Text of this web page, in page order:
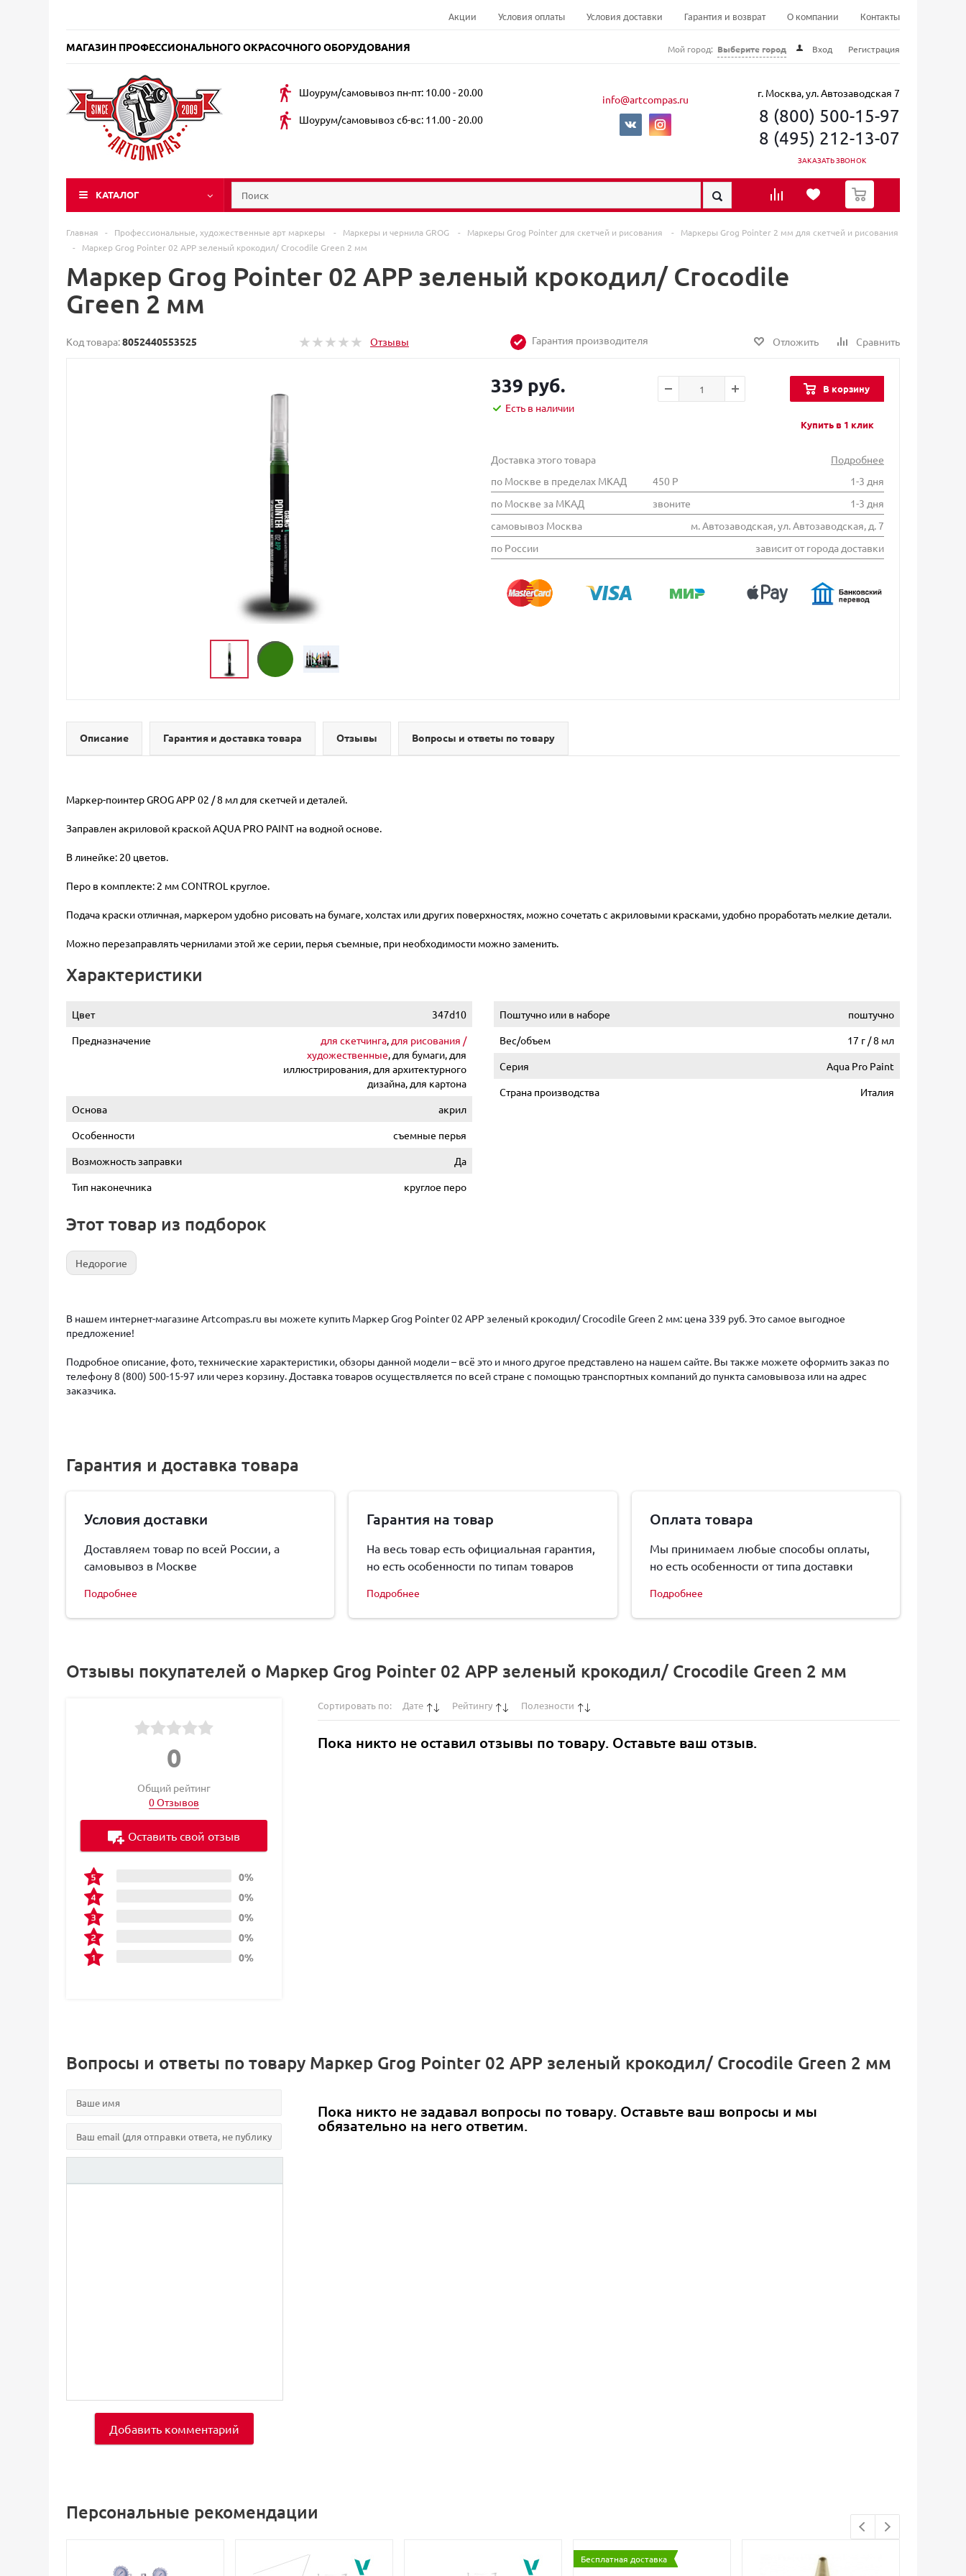
Акции Условия оплаты Условия доставки Гарантия и возврат О компании Контакты
МАГАЗИН ПРОФЕССИОНАЛЬНОГО ОКРАСОЧНОГО ОБОРУДОВАНИЯ Мой город: Выберите город Вход Регистрация
Шоурум/самовывоз пн-пт: 10.00 - 20.00
Шоурум/самовывоз сб-вс: 11.00 - 20.00
info@artcompas.ru г. Москва, ул. Автозаводская 7
8 (800) 500-15-97
8 (495) 212-13-07
ЗАКАЗАТЬ ЗВОНОК
КАТАЛОГ
0
Главная - Профессиональные, художественные арт маркеры - Маркеры и чернила GROG - Маркеры Grog Pointer для скетчей и рисования -
Маркеры Grog Pointer 2 мм для скетчей и рисования
-
Маркер Grog Pointer 02 APP зеленый крокодил/ Crocodile Green 2 мм
Маркер Grog Pointer 02 APP зеленый крокодил/ Crocodile
Green 2 мм
Код товара:8052440553525 Отзывы Гарантия производителя Отложить Сравнить
339 руб.
Есть в наличии
В корзину
Купить в 1 клик
Доставка этого товара
Подробнее
по Москве в пределах МКАД
450 Р
1-3 дня
по Москве за МКАД
звоните
1-3 дня
самовывоз Москва
м. Автозаводская, ул. Автозаводская, д. 7
по России
зависит от города доставки
Описание Гарантия и доставка товара Отзывы Вопросы и ответы по товару
Маркер-поинтер GROG APP 02 / 8 мл для скетчей и деталей.
Заправлен акриловой краской AQUA PRO PAINT на водной основе.
В линейке: 20 цветов.
Перо в комплекте: 2 мм CONTROL круглое.
Подача краски отличная, маркером удобно рисовать на бумаге, холстах или других поверхностях, можно сочетать с акриловыми красками, удобно проработать мелкие детали.
Можно перезаправлять чернилами этой же серии, перья съемные, при необходимости можно заменить.
Характеристики
Цвет
347d10
Предназначение
для скетчинга, для рисования /
художественные, для бумаги, для
иллюстрирования, для архитектурного
дизайна, для картона
Основа
акрил
Особенности
съемные перья
Возможность заправки
Да
Тип наконечника
круглое перо
Поштучно или в наборе
поштучно
Вес/объем
17 г / 8 мл
Серия
Aqua Pro Paint
Страна производства
Италия
Этот товар из подборок
Недорогие
В нашем интернет-магазине Artcompas.ru вы можете купить Маркер Grog Pointer 02 APP зеленый крокодил/ Crocodile Green 2 мм: цена 339 руб. Это самое выгодное
предложение!
Подробное описание, фото, технические характеристики, обзоры данной модели – всё это и много другое представлено на нашем сайте. Вы также можете оформить заказ по
телефону 8 (800) 500-15-97 или через корзину. Доставка товаров осуществляется по всей стране с помощью транспортных компаний до пункта самовывоза или на адрес
заказчика.
Гарантия и доставка товара
Условия доставки
Доставляем товар по всей России, а
самовывоз в Москве
Подробнее
Гарантия на товар
На весь товар есть официальная гарантия,
но есть особенности по типам товаров
Подробнее
Оплата товара
Мы принимаем любые способы оплаты,
но есть особенности от типа доставки
Подробнее
Отзывы покупателей о Маркер Grog Pointer 02 APP зеленый крокодил/ Crocodile Green 2 мм
0
Общий рейтинг
0 Отзывов
0%
0%
0%
0%
0%
Оставить свой отзыв
Сортировать по: Дате Рейтингу Полезности
Пока никто не оставил отзывы по товару. Оставьте ваш отзыв.
Вопросы и ответы по товару Маркер Grog Pointer 02 APP зеленый крокодил/ Crocodile Green 2 мм
Добавить комментарий
Пока никто не задавал вопросы по товару. Оставьте ваш вопросы и мы
обязательно на него ответим.
Персональные рекомендации
Бесплатная доставка